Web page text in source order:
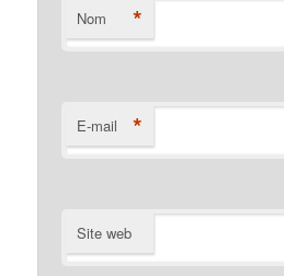
Nom *
E-mail *
Site web